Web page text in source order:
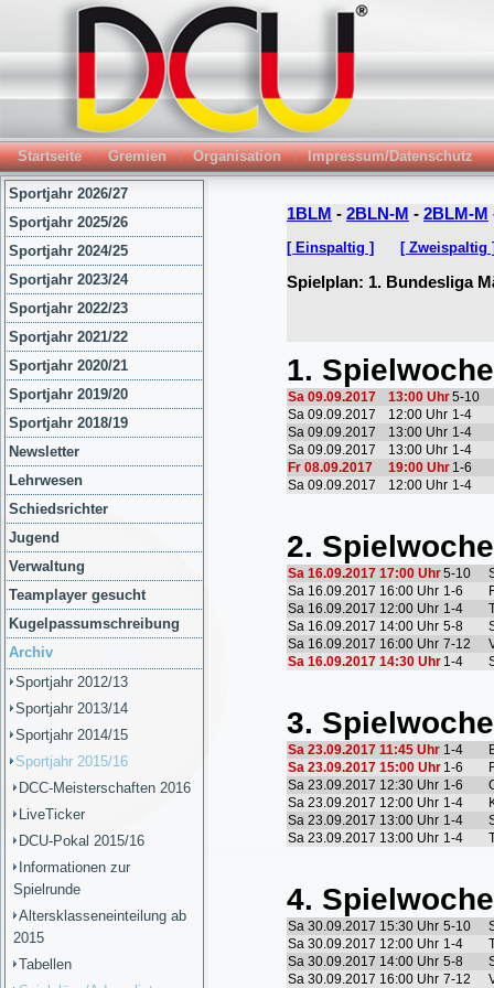
Startseite Gremien Organisation Impressum/Datenschutz
Sportjahr 2026/27
Sportjahr 2025/26
Sportjahr 2024/25
Sportjahr 2023/24
Sportjahr 2022/23
Sportjahr 2021/22
Sportjahr 2020/21
Sportjahr 2019/20
Sportjahr 2018/19
Newsletter
Lehrwesen
Schiedsrichter
Jugend
Verwaltung
Teamplayer gesucht
Kugelpassumschreibung
Archiv
Sportjahr 2012/13
Sportjahr 2013/14
Sportjahr 2014/15
Sportjahr 2015/16
DCC-Meisterschaften 2016
LiveTicker
DCU-Pokal 2015/16
Informationen zur
Spielrunde
Altersklasseneinteilung ab
2015
Tabellen